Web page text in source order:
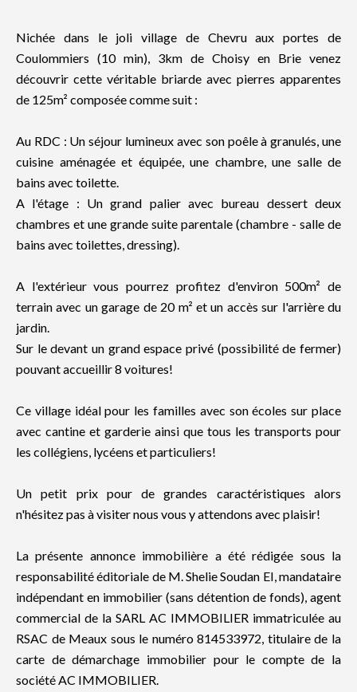
Nichée dans le joli village de Chevru aux portes de
Coulommiers (10 min), 3km de Choisy en Brie venez
découvrir cette véritable briarde avec pierres apparentes
de 125m² composée comme suit :
Au RDC : Un séjour lumineux avec son poêle à granulés, une
cuisine aménagée et équipée, une chambre, une salle de
bains avec toilette.
A l'étage : Un grand palier avec bureau dessert deux
chambres et une grande suite parentale (chambre - salle de
bains avec toilettes, dressing).
A l'extérieur vous pourrez profitez d'environ 500m² de
terrain avec un garage de 20 m² et un accès sur l'arrière du
jardin.
Sur le devant un grand espace privé (possibilité de fermer)
pouvant accueillir 8 voitures!
Ce village idéal pour les familles avec son écoles sur place
avec cantine et garderie ainsi que tous les transports pour
les collégiens, lycéens et particuliers!
Un petit prix pour de grandes caractéristiques alors
n'hésitez pas à visiter nous vous y attendons avec plaisir!
La présente annonce immobilière a été rédigée sous la
responsabilité éditoriale de M. Shelie Soudan EI, mandataire
indépendant en immobilier (sans détention de fonds), agent
commercial de la SARL AC IMMOBILIER immatriculée au
RSAC de Meaux sous le numéro 814533972, titulaire de la
carte de démarchage immobilier pour le compte de la
société AC IMMOBILIER.